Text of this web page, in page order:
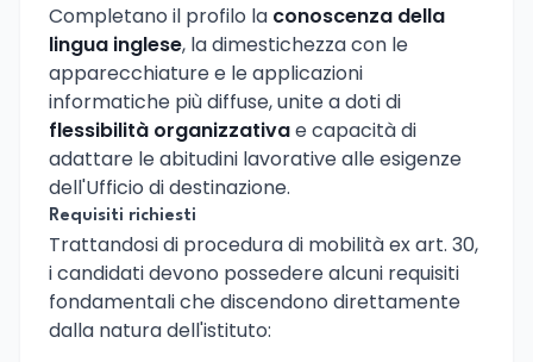
Completano il profilo la conoscenza della
lingua inglese, la dimestichezza con le
apparecchiature e le applicazioni
informatiche più diffuse, unite a doti di
flessibilità organizzativae capacità di
adattare le abitudini lavorative alle esigenze
dell'Ufficio di destinazione.
Requisiti richiesti
Trattandosi di procedura di mobilità ex art. 30,
i candidati devono possedere alcuni requisiti
fondamentali che discendono direttamente
dalla natura dell'istituto: